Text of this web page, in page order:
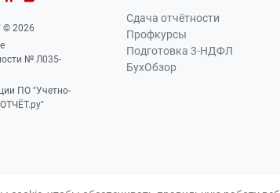
© 2026
№ Л035-
ПО "Учетно-
Сдача отчётности
Профкурсы
Подготовка 3-НДФЛ
БухОбзор